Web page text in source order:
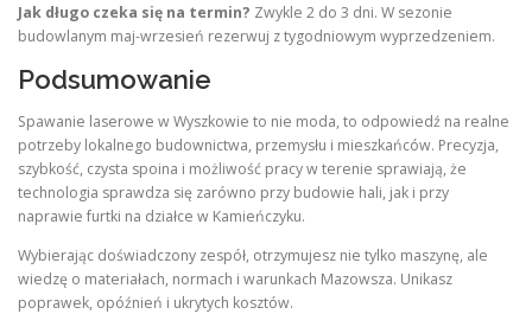
Jak długo czeka się na termin? Zwykle 2 do 3 dni. W sezonie
budowlanym maj-wrzesień rezerwuj z tygodniowym wyprzedzeniem.
Podsumowanie
Spawanie laserowe w Wyszkowie to nie moda, to odpowiedź na realne
potrzeby lokalnego budownictwa, przemysłu i mieszkańców. Precyzja,
szybkość, czysta spoina i możliwość pracy w terenie sprawiają, że
technologia sprawdza się zarówno przy budowie hali, jak i przy
naprawie furtki na działce w Kamieńczyku.
Wybierając doświadczony zespół, otrzymujesz nie tylko maszynę, ale
wiedzę o materiałach, normach i warunkach Mazowsza. Unikasz
poprawek, opóźnień i ukrytych kosztów.